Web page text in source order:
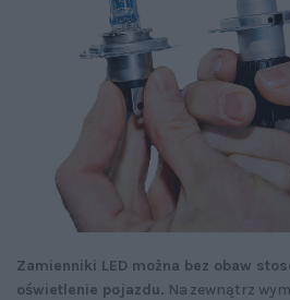
Zamienniki LED można bez obaw
oświetlenie pojazdu. Na zewnątrz